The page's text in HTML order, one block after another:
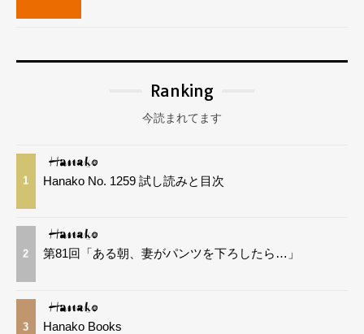
Ranking
今読まれてます
1 Hanako No. 1259 試し読みと目次
2 第81回「ある朝、妻がパンツを下ろしたら…」
3 Hanako Books